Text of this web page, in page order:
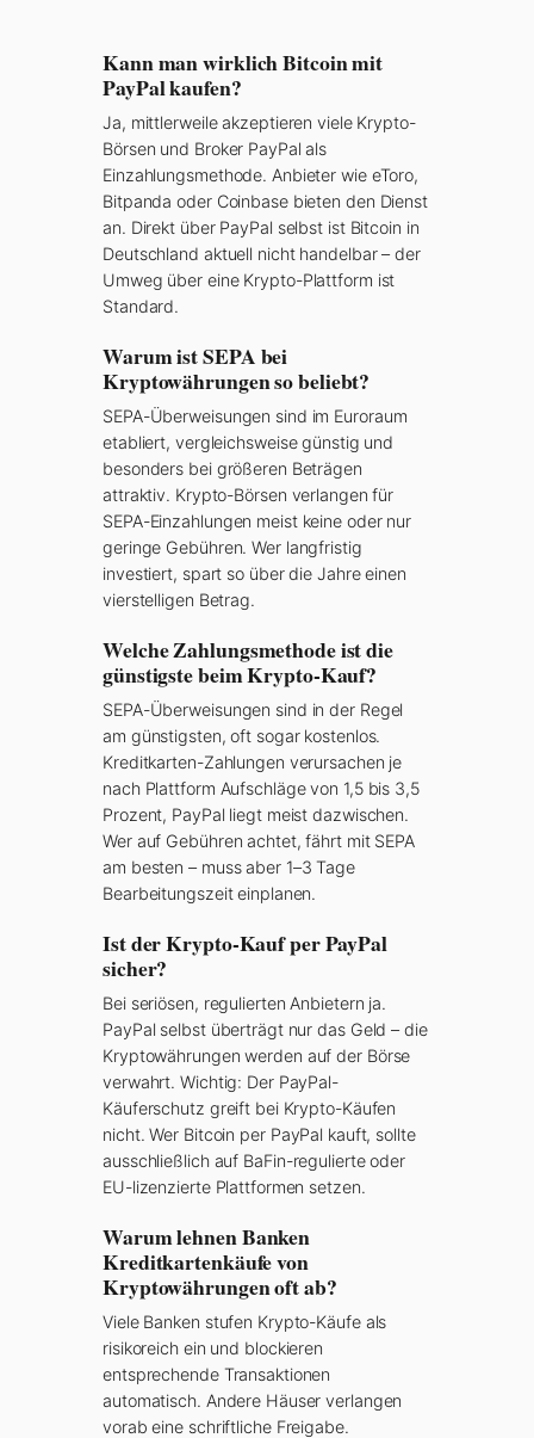
Kann man wirklich Bitcoin mit
PayPal kaufen?
Ja, mittlerweile akzeptieren viele Krypto-
Börsen und Broker PayPal als
Einzahlungsmethode. Anbieter wie eToro,
Bitpanda oder Coinbase bieten den Dienst
an. Direkt über PayPal selbst ist Bitcoin in
Deutschland aktuell nicht handelbar – der
Umweg über eine Krypto-Plattform ist
Standard.
Warum ist SEPA bei
Kryptowährungen so beliebt?
SEPA-Überweisungen sind im Euroraum
etabliert, vergleichsweise günstig und
besonders bei größeren Beträgen
attraktiv. Krypto-Börsen verlangen für
SEPA-Einzahlungen meist keine oder nur
geringe Gebühren. Wer langfristig
investiert, spart so über die Jahre einen
vierstelligen Betrag.
Welche Zahlungsmethode ist die
günstigste beim Krypto-Kauf?
SEPA-Überweisungen sind in der Regel
am günstigsten, oft sogar kostenlos.
Kreditkarten-Zahlungen verursachen je
nach Plattform Aufschläge von 1,5 bis 3,5
Prozent, PayPal liegt meist dazwischen.
Wer auf Gebühren achtet, fährt mit SEPA
am besten – muss aber 1–3 Tage
Bearbeitungszeit einplanen.
Ist der Krypto-Kauf per PayPal
sicher?
Bei seriösen, regulierten Anbietern ja.
PayPal selbst überträgt nur das Geld – die
Kryptowährungen werden auf der Börse
verwahrt. Wichtig: Der PayPal-
Käuferschutz greift bei Krypto-Käufen
nicht. Wer Bitcoin per PayPal kauft, sollte
ausschließlich auf BaFin-regulierte oder
EU-lizenzierte Plattformen setzen.
Warum lehnen Banken
Kreditkartenkäufe von
Kryptowährungen oft ab?
Viele Banken stufen Krypto-Käufe als
risikoreich ein und blockieren
entsprechende Transaktionen
automatisch. Andere Häuser verlangen
vorab eine schriftliche Freigabe.